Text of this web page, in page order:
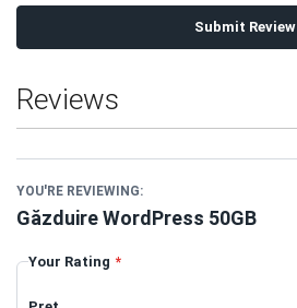
Submit Review
Reviews
YOU'RE REVIEWING:
Găzduire WordPress 50GB
Your Rating